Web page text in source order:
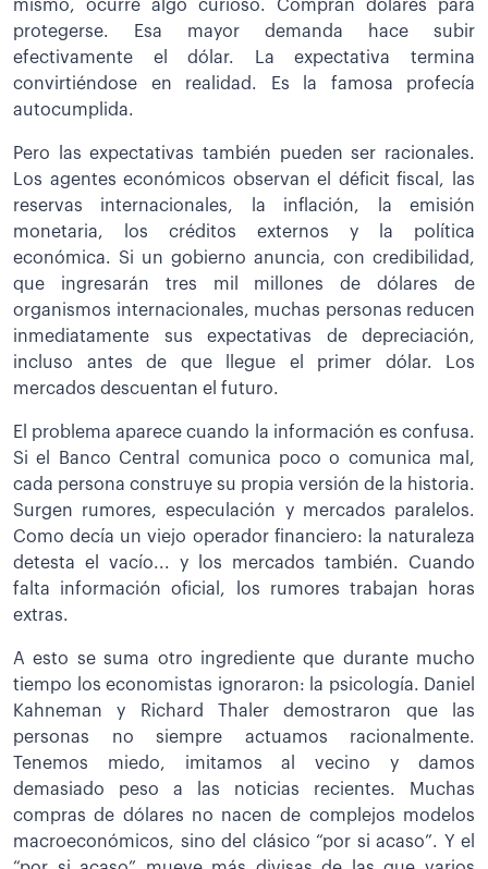
mismo, ocurre algo curioso. Compran dólares para
protegerse. Esa mayor demanda hace subir
efectivamente el dólar. La expectativa termina
convirtiéndose en realidad. Es la famosa profecía
autocumplida.
Pero las expectativas también pueden ser racionales.
Los agentes económicos observan el déficit fiscal, las
reservas internacionales, la inflación, la emisión
monetaria, los créditos externos y la política
económica. Si un gobierno anuncia, con credibilidad,
que ingresarán tres mil millones de dólares de
organismos internacionales, muchas personas reducen
inmediatamente sus expectativas de depreciación,
incluso antes de que llegue el primer dólar. Los
mercados descuentan el futuro.
El problema aparece cuando la información es confusa.
Si el Banco Central comunica poco o comunica mal,
cada persona construye su propia versión de la historia.
Surgen rumores, especulación y mercados paralelos.
Como decía un viejo operador financiero: la naturaleza
detesta el vacío... y los mercados también. Cuando
falta información oficial, los rumores trabajan horas
extras.
A esto se suma otro ingrediente que durante mucho
tiempo los economistas ignoraron: la psicología. Daniel
Kahneman y Richard Thaler demostraron que las
personas no siempre actuamos racionalmente.
Tenemos miedo, imitamos al vecino y damos
demasiado peso a las noticias recientes. Muchas
compras de dólares no nacen de complejos modelos
macroeconómicos, sino del clásico “por si acaso”. Y el